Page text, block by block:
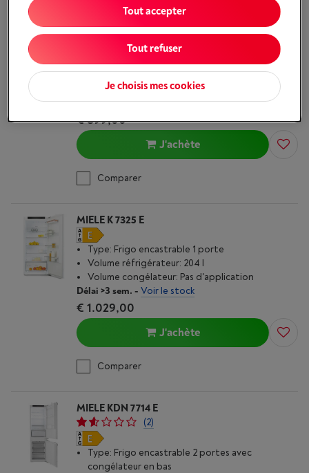
MIELE K 7126 E
Type: Frigo encastrable 1 porte
Volume réfrigérateur: 104 l
Volume congélateur: 15 l
Délai >3 sem.-Voir le stock
€ 899,00
J'achète
Comparer
MIELE K 7325 E
Type: Frigo encastrable 1 porte
Volume réfrigérateur: 204 l
Volume congélateur: Pas d'application
Délai >3 sem. - Voir le stock
€ 1.029,00
J'achète
Comparer
MIELE KDN 7714 E
(2)
Type: Frigo encastrable 2 portes avec
congélateur en bas
Je choisis mes cookies
Tout refuser
Tout accepter